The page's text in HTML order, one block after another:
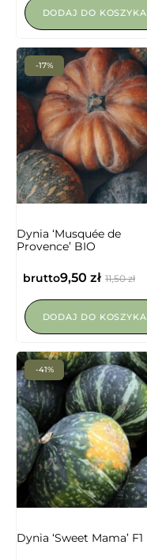
DODAJ DO KOSZYKA
-17%
Dynia ‘Musquée de
Provence’ BIO
11,50zł
9,50 zł
brutto
DODAJ DO KOSZYKA
-41%
Dynia ‘Sweet Mama’ F1